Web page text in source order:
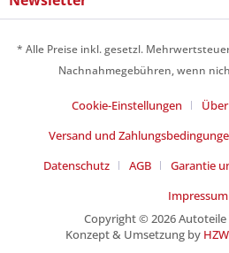
* Alle Preise inkl. gesetzl.
Nachnahmegebühren, wenn
Cookie-Einstellungen
Versand und
Datenschutz
AGB
Garantie
Impressum
Copyright © 2026 Autoteile
Konzept & Umsetzung by